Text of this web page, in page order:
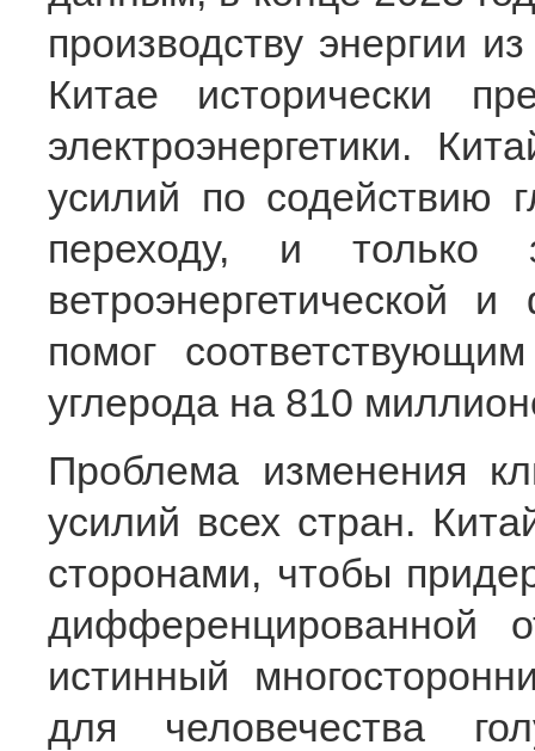
производству энергии
Китае исторически
электроэнергетики.
усилий по содействию
переходу, и
ветроэнергетической и
помог
углерода на 810
Проблема изменения
усилий всех стран.
сторонами, чтобы
дифференцированной
истинный
для человечества